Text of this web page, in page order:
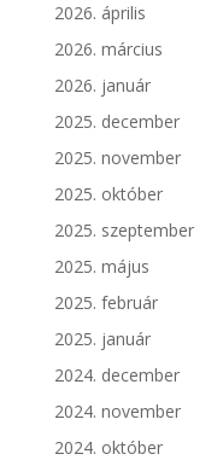
2026. április
2026. március
2026. január
2025. december
2025. november
2025. október
2025. szeptember
2025. május
2025. február
2025. január
2024. december
2024. november
2024. október